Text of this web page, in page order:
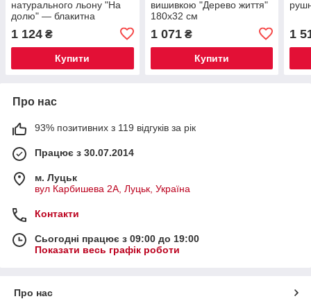
натурального льону "На
долю" — блакитна
1 124 ₴
Купити
вишивкою "Дерево життя"
180х32 см
1 071₴
Купити
1
Про нас
93% позитивних з 119 відгуків за рік
Працює з 30.07.2014
м. Луцьк
вул Карбишева 2А, Луцьк, Україна
Контакти
Сьогодні працює з 09:00 до 19:00
Показати весь графік роботи
Про нас